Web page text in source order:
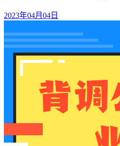
2023年04月04日